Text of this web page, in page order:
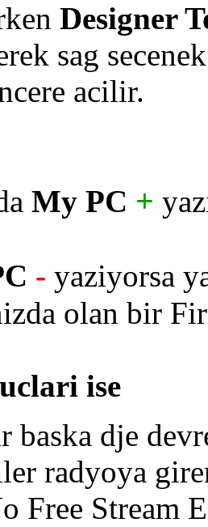
Designer
sag
acilir.
My PC +
- yaziyorsa
olan bir
ise
baska dje
radyoya
Free Stream